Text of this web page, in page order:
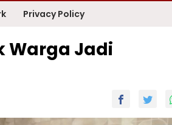
Privacy Policy
Warga Jadi